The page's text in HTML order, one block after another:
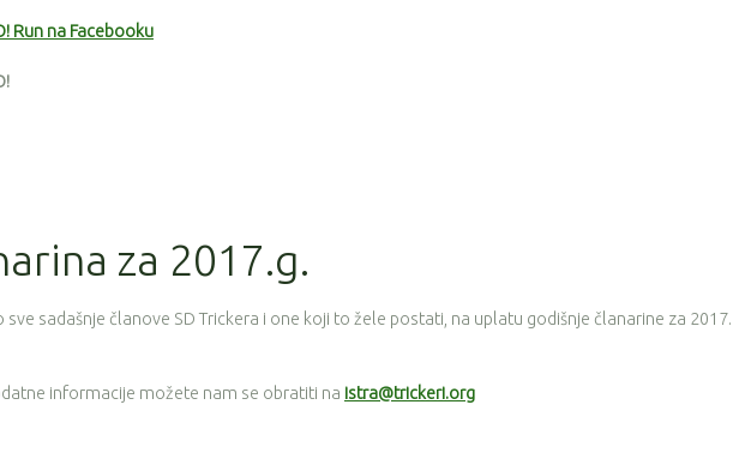
Run na Facebooku
za 2017.g.
sve sadašnje članove SD Trickera i one koji to žele postati, na uplatu godišnje članarine za 2017.
informacije možete nam se obratiti na istra@trickeri.org